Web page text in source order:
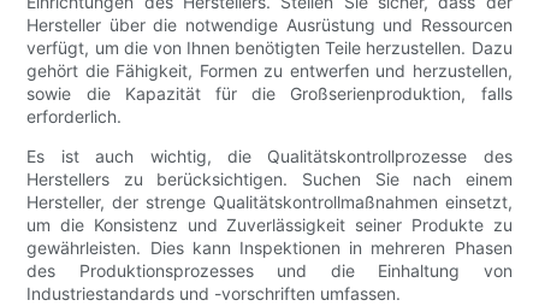
Hersteller über die notwendige Ausrüstung und Ressourcen
verfügt, um die von Ihnen benötigten Teile herzustellen. Dazu
gehört die Fähigkeit, Formen zu entwerfen und herzustellen,
sowie die Kapazität für die Großserienproduktion, falls
erforderlich.
Es ist auch wichtig, die Qualitätskontrollprozesse des
Herstellers zu berücksichtigen. Suchen Sie nach einem
Hersteller, der strenge Qualitätskontrollmaßnahmen einsetzt,
um die Konsistenz und Zuverlässigkeit seiner Produkte zu
gewährleisten. Dies kann Inspektionen in mehreren Phasen
des Produktionsprozesses und die Einhaltung von
Industriestandards und -vorschriften umfassen.